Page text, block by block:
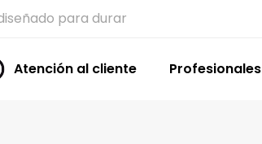
para durar
Atención al cliente Profesionales